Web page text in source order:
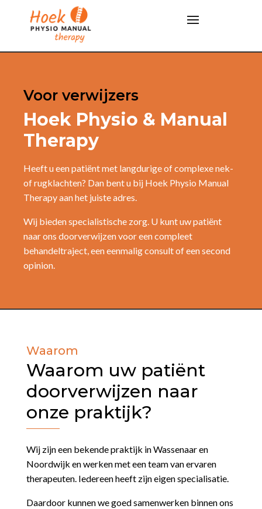
Voor verwijzers
Hoek Physio & Manual
Therapy
Heeft u een patiënt met langdurige of complexe nek-
of rugklachten? Dan bent u bij Hoek Physio Manual
Therapy aan het juiste adres.
Wij bieden specialistische zorg. U kunt uw patiënt
naar ons doorverwijzen voor een compleet
behandeltraject, een eenmalig consult of een second
opinion.
Waarom
Waarom uw patiënt
doorverwijzen naar
onze praktijk?
Wij zijn een bekende praktijk in Wassenaar en
Noordwijk en werken met een team van ervaren
therapeuten. Iedereen heeft zijn eigen specialisatie.
Daardoor kunnen we goed samenwerken binnen ons